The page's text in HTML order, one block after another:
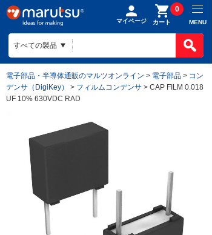
マイページ カート
0
MENU
電子部品・半導体通販のマルツオンライン > 電子部品 > コン
デンサ（DigiKey）
> フィルムコンデンサ > CAP FILM 0.018
UF 10% 630VDC RAD